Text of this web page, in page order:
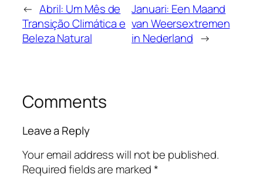
← Abril: Um Mês de
Transição Climática e
Beleza Natural
Januari: Een Maand
van Weersextremen
in Nederland →
Comments
Leave a Reply
Your email address will not be published.
Required fields are marked*